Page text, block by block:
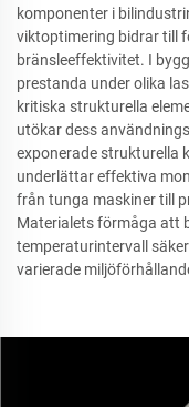
komponenter i
viktoptimering bidrar till
bränsleeffektivitet. I
prestanda under olika
kritiska strukturella
utökar dess
exponerade strukturella
underlättar effektiva
från tunga maskiner till
Materialets förmåga att
temperaturintervall
varierade